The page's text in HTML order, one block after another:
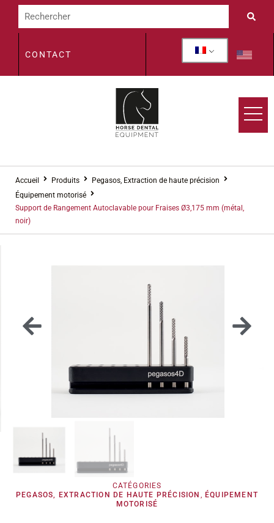
CONTACT
Accueil Produits
Pegasos, Extraction de haute précision
Équipement motorisé
Support de Rangement Autoclavable pour Fraises Ø3,175 mm (métal,
noir)
CATÉGORIES
PEGASOS, EXTRACTION DE HAUTE PRÉCISION , ÉQUIPEMENT
MOTORISÉ